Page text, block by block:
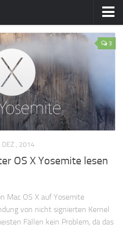
3
DEZ., 2014
OS X Yosemite lesen
Mac OS X auf Yosemite
von nicht signierten Kernel
Fällen kein Problem, da das